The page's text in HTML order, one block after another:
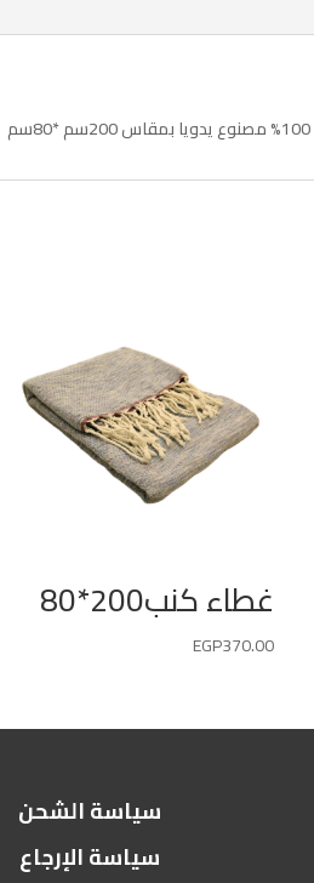
غطاء كنب200*80
EGP370.00
سياسة الشحن
سياسة الإرجاع